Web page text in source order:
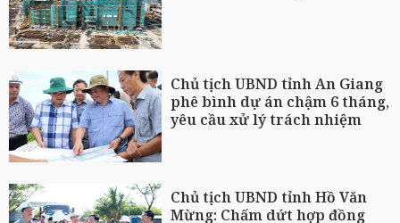
Chủ tịch UBND tỉnh An Giang
phê bình dự án chậm 6 tháng,
yêu cầu xử lý trách nhiệm
Chủ tịch UBND tỉnh Hồ Văn
Mừng: Chấm dứt hợp đồng